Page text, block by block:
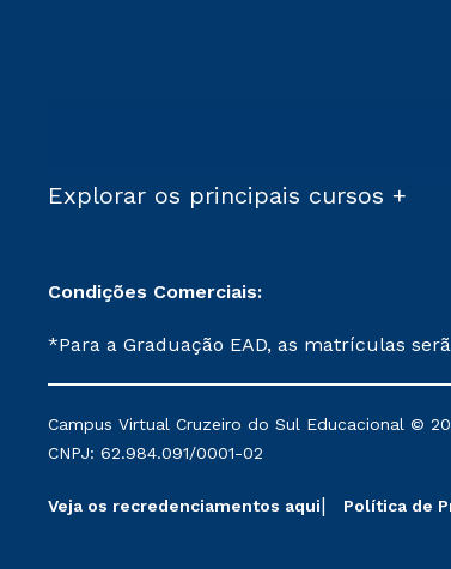
Explorar os principais cursos +
Condições Comerciais:
*Para a Graduação EAD, as matrículas
mantidos conforme negociação.
serviços.
Campus Virtual Cruzeiro do Sul Educacional ©
CNPJ: 62.984.091/0001-02
Veja os recredenciamentos aqui Política de